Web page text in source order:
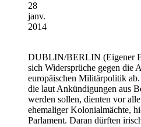
28
janv.
2014
DUBLIN/BERLIN (Eigener
sich Widersprüche gegen die
europäischen Militärpolitik
die laut Ankündigungen aus
werden sollen, dienten vor
ehemaliger Kolonialmächte,
Parlament. Daran dürften